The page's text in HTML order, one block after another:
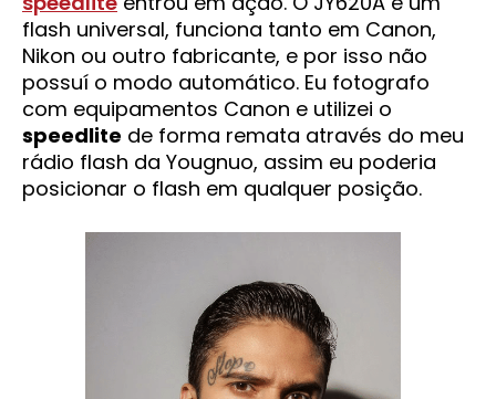
flash universal, funciona tanto em Canon,
Nikon ou outro fabricante, e por isso não
possuí o modo automático. Eu fotografo
com equipamentos Canon e utilizei o
speedlite de forma remata através do meu
rádio flash da Yougnuo, assim eu poderia
posicionar o flash em qualquer posição.